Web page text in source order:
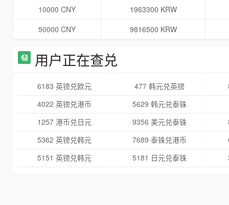
10000 CNY
1963300 KRW
50000 CNY
9816500 KRW
用户正在查兑
6183 英镑兑欧元 477 韩元兑英镑
4022 英镑兑港币
5629 韩元兑泰铢
1257 港币兑日元
9356 美元兑泰铢
5362 英镑兑韩元
7689 泰铢兑港币
5151 英镑兑韩元
5181 日元兑泰铢